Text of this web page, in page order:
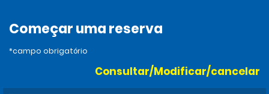
Começar uma reserva
*campo obrigatório
Consultar/Modificar/cancelar